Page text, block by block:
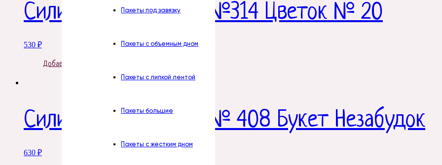
Пакеты под завязку
Пакеты с объемным дном
Пакеты с липкой лентой
Пакеты большие
Пакеты с жестким дном
Силиконовая форма №314 Цветок № 20
530 ₽
Добавить в корзину
Силиконовая форма № 408 Букет Незабудок
630 ₽